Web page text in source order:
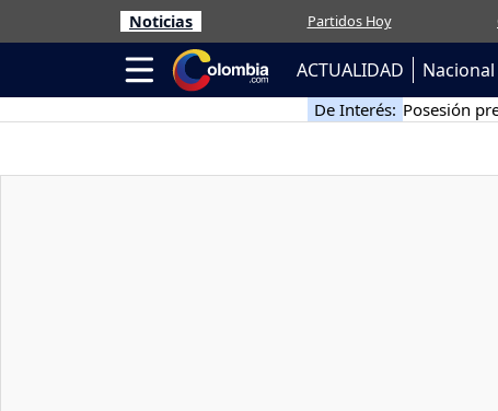
Noticias Partidos Hoy
ACTUALIDAD Nacional
De Interés: Posesión